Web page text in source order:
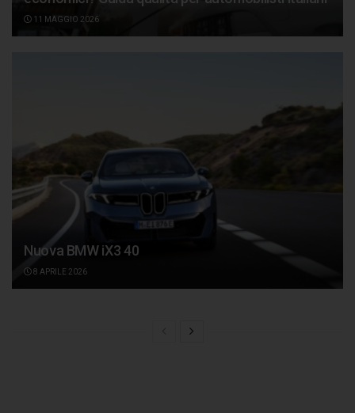
11 MAGGIO 2026
Nuova BMW iX3 40
8 APRILE 2026